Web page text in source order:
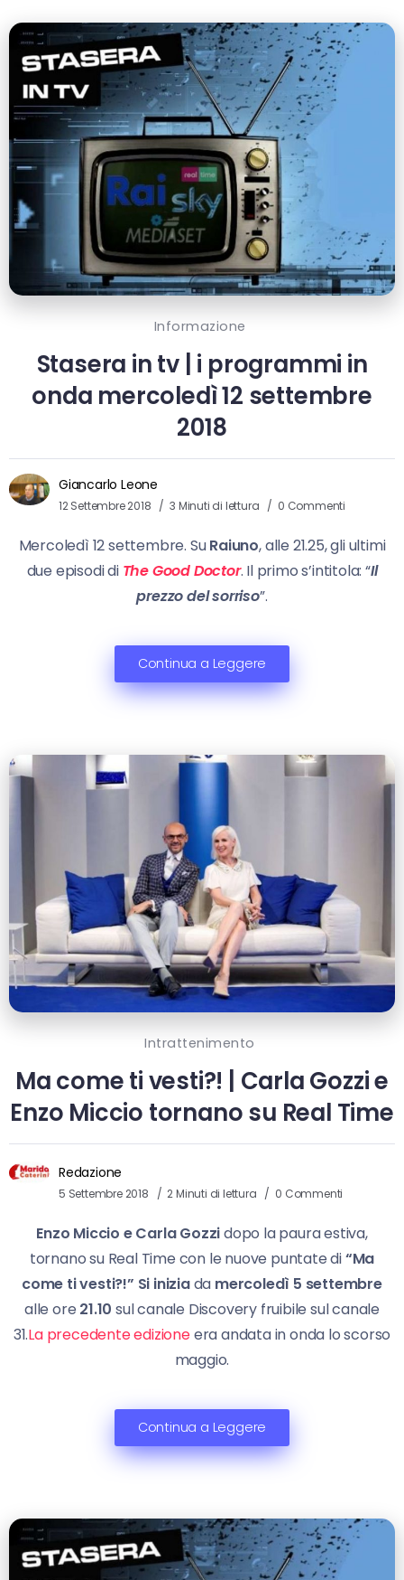
Informazione
Stasera in tv | i programmi in
onda mercoledì 12 settembre
2018
Giancarlo Leone
12 Settembre 2018 3 Minuti di lettura 0 Commenti
Mercoledì 12 settembre. SuRaiuno, alle 21.25, gli ultimi
due episodi di The Good Doctor. Il primo s’intitola: “Il
prezzo delsorriso”.
Continua a Leggere
Intrattenimento
Ma come ti vesti?! | Carla Gozzi e
Enzo Miccio tornano su Real Time
Redazione
5 Settembre 2018 2 Minuti di lettura 0 Commenti
Enzo Miccio e Carla Gozzidopo la paura estiva,
tornano su Real Time con le nuove puntate di“Ma
come ti vesti?!” Si iniziada mercoledì 5 settembre
alle ore 21.10 sul canale Discovery fruibile sul canale
31.La precedente edizioneera andata in onda lo scorso
maggio.
Continua a Leggere